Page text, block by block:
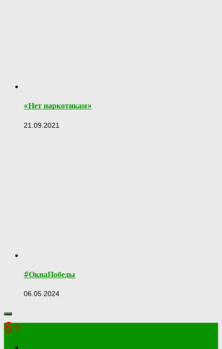
«Нет наркотикам»
21.09.2021
#ОкнаПобеды
06.05.2024
6+